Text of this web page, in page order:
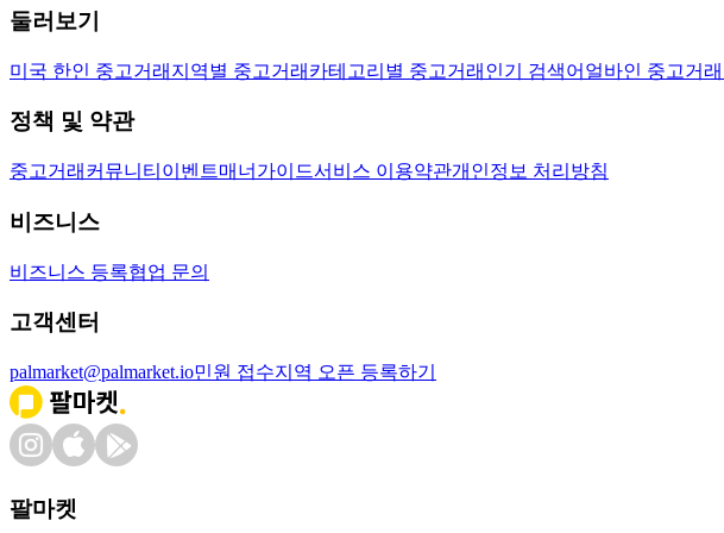
둘러보기
미국 한인 중고거래 지역별 중고거래 카테고리별 중고거래 인기 검색어 얼바인 중고거래
정책 및 약관
중고거래 커뮤니티 이벤트매너가이드서비스 이용약관개인정보 처리방침
비즈니스
비즈니스 등록협업 문의
고객센터
palmarket@palmarket.io민원 접수지역 오픈 등록하기
팔마켓